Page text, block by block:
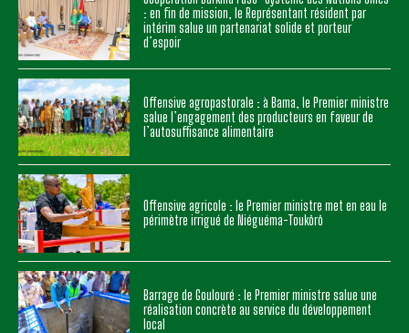
: en fin de mission, le Représentant résident par
intérim salue un partenariat solide et porteur
d’espoir
Offensive agropastorale : à Bama, le Premier ministre
salue l’engagement des producteurs en faveur de
l’autosuffisance alimentaire
Offensive agricole : le Premier ministre met en eau le
périmètre irrigué de Niéguéma-Toukôrô
Barrage de Goulouré : le Premier ministre salue une
réalisation concrète au service du développement
local